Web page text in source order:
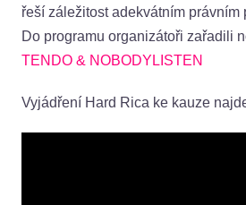
řeší záležitost adekvátním právním
Do programu organizátoři zařadili
TENDO & NOBODYLISTEN
Vyjádření Hard Rica ke kauze